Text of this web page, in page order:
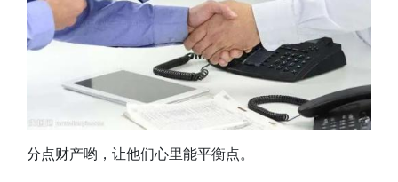
分点财产哟，让他们心里能平衡点。